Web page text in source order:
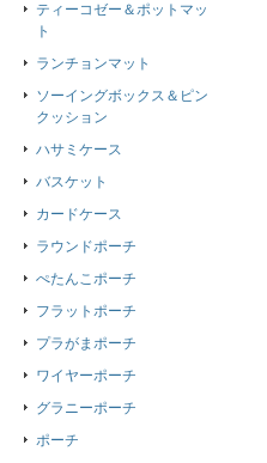
ティーコゼー＆ポットマッ
ト
ランチョンマット
ソーイングボックス＆ピン
クッション
ハサミケース
バスケット
カードケース
ラウンドポーチ
ぺたんこポーチ
フラットポーチ
プラがまポーチ
ワイヤーポーチ
グラニーポーチ
ポーチ